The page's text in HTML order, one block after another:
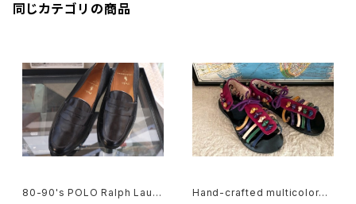
同じカテゴリの商品
80-90's POLO Ralph Laure
Hand-crafted multicolored